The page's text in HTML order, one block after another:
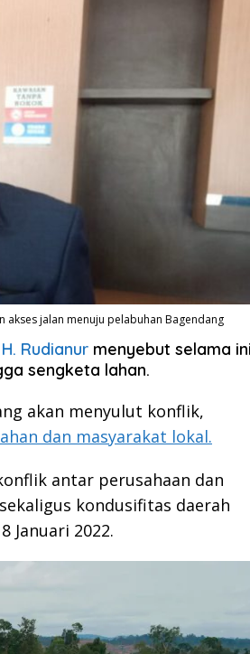
akses jalan menuju pelabuhan Bagendang
Rudianur menyebut selama ini
sengketa lahan.
akan menyulut konflik,
dan masyarakat lokal.
antar perusahaan dan
kondusifitas daerah
Januari 2022.